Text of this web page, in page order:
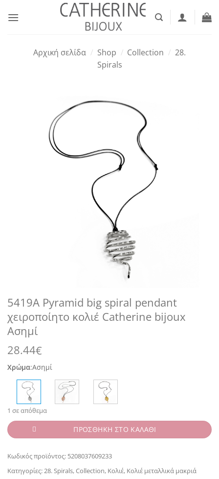
στο
Αρχική σελίδα / Shop / Collection / 28.
Spirals
5419A Pyramid big spiral pendant
χειροποίητο κολιέ Catherine bijoux
Ασημί
28.44€
Χρώμα:Ασημί
1 σε απόθεμα
ΠΡΟΣΘΗΚΗ ΣΤΟ ΚΑΛΑΘΙ
Κωδικός προϊόντος: 5208037609233
Κατηγορίες: 28. Spirals,Collection, Κολιέ, Κολιέ μεταλλικά μακριά